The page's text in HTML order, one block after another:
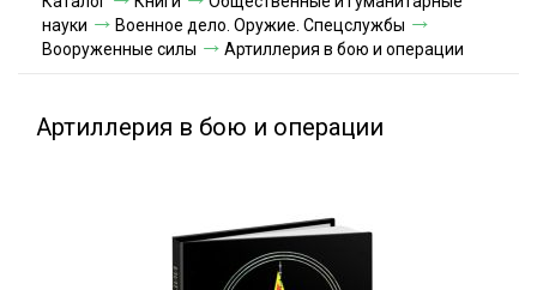
Условия оплаты
науки
Военное дело. Оружие. Спецслужбы
Вооруженные силы
Артиллерия в бою и операции
Артиллерия в бою и операции